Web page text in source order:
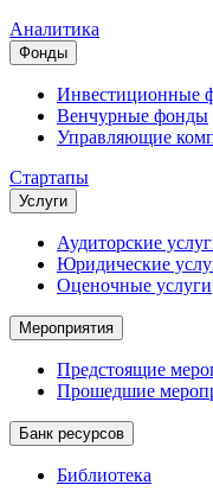
Аналитика
Фонды
Инвестиционные
Венчурные фонды
Управляющие
Стартапы
Услуги
Аудиторские
Юридические
Оценочные услуги
Мероприятия
Предстоящие
Прошедшие
Банк ресурсов
Библиотека